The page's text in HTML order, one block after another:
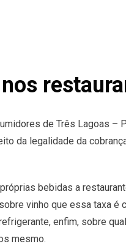
de Três Lagoas –
da legalidade da
bebidas a
vinho que essa taxa é
enfim, sobre
mesmo.